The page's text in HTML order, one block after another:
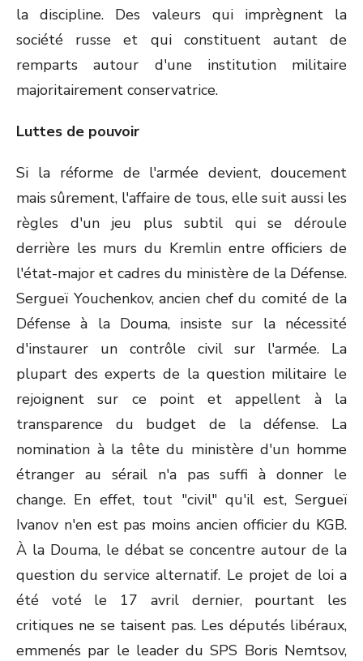
la discipline. Des valeurs qui imprègnent la
société russe et qui constituent autant de
remparts autour d'une institution militaire
majoritairement conservatrice.
Luttes de pouvoir
Si la réforme de l'armée devient, doucement
mais sûrement, l'affaire de tous, elle suit aussi les
règles d'un jeu plus subtil qui se déroule
derrière les murs du Kremlin entre officiers de
l'état-major et cadres du ministère de la Défense.
Sergueï Youchenkov, ancien chef du comité de la
Défense à la Douma, insiste sur la nécessité
d'instaurer un contrôle civil sur l'armée. La
plupart des experts de la question militaire le
rejoignent sur ce point et appellent à la
transparence du budget de la défense. La
nomination à la tête du ministère d'un homme
étranger au sérail n'a pas suffi à donner le
change. En effet, tout "civil" qu'il est, Sergueï
Ivanov n'en est pas moins ancien officier du KGB.
À la Douma, le débat se concentre autour de la
question du service alternatif. Le projet de loi a
été voté le 17 avril dernier, pourtant les
critiques ne se taisent pas. Les députés libéraux,
emmenés par le leader du SPS Boris Nemtsov,